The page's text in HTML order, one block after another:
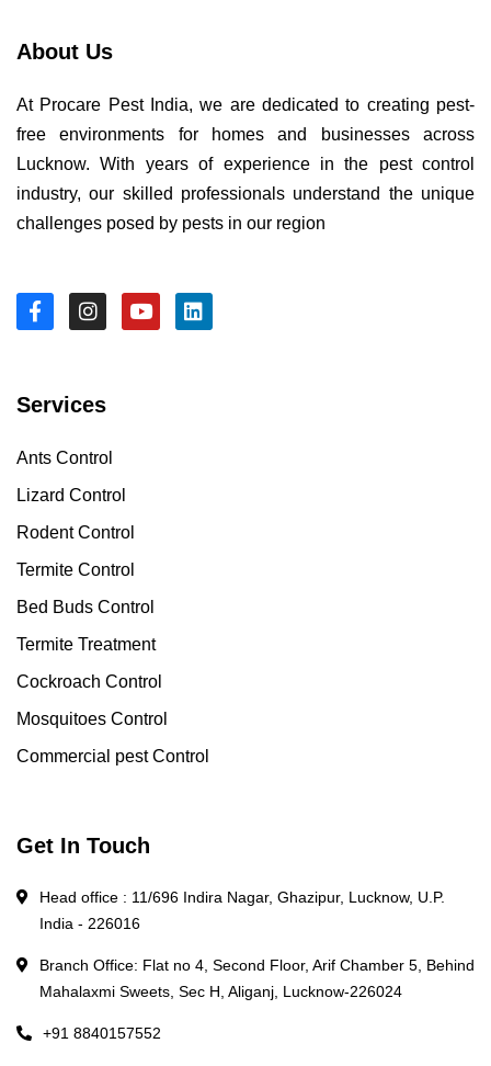
About Us
At Procare Pest India, we are dedicated to creating pest-
free environments for homes and businesses across
Lucknow. With years of experience in the pest control
industry, our skilled professionals understand the unique
challenges posed by pests in our region
Services
Ants Control
Lizard Control
Rodent Control
Termite Control
Bed Buds Control
Termite Treatment
Cockroach Control
Mosquitoes Control
Commercial pest Control
Get In Touch
Head office : 11/696 Indira Nagar, Ghazipur, Lucknow, U.P.
India - 226016
Branch Office: Flat no 4, Second Floor, Arif Chamber 5, Behind
Mahalaxmi Sweets, Sec H, Aliganj, Lucknow-226024
+91 8840157552